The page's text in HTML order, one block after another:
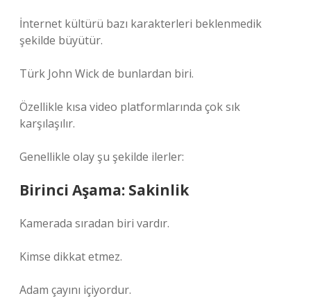
İnternet kültürü bazı karakterleri beklenmedik
şekilde büyütür.
Türk John Wick de bunlardan biri.
Özellikle kısa video platformlarında çok sık
karşılaşılır.
Genellikle olay şu şekilde ilerler:
Birinci Aşama: Sakinlik
Kamerada sıradan biri vardır.
Kimse dikkat etmez.
Adam çayını içiyordur.